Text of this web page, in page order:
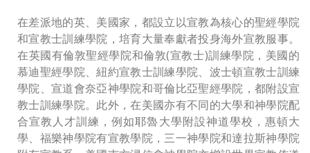
在差派地的英、美國家，都設立以宣教為核心的聖經學院
和宣教士訓練學院，培育大量奉獻者投身海外宣教服事。
在英國有倫敦聖經學院和倫敦(宣教士)訓練學院，美國的
慕迪聖經學院、紐約宣教士訓練學院、波士頓宣教士訓練
學院、宣道會奈亞神學院和哥倫比亞聖經學院，都附設宣
教士訓練學院。此外，在美國亦有不同的大學和神學院配
合宣教人才訓練，例如耶魯大學附設神道學校，惠頓大
學、福樂神學院有宣教學院，三一神學院和達拉斯神學院